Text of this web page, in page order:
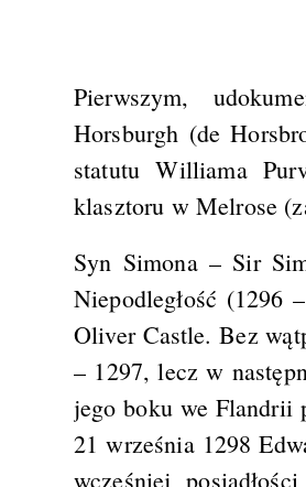
Pierwszym,
Horsburgh (de
statutu Williama
klasztoru w Melrose
Syn Simona – Sir
Niepodległość (1296
Oliver Castle. Bez
– 1297, lecz w
jego boku we Flandrii
21 września 1298
wcześniej